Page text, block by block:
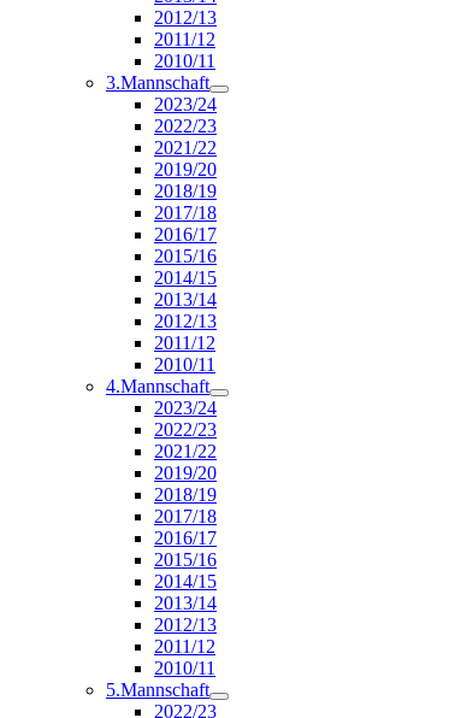
2012/13
2011/12
2010/11
3.Mannschaft
2023/24
2022/23
2021/22
2019/20
2018/19
2017/18
2016/17
2015/16
2014/15
2013/14
2012/13
2011/12
2010/11
4.Mannschaft
2023/24
2022/23
2021/22
2019/20
2018/19
2017/18
2016/17
2015/16
2014/15
2013/14
2012/13
2011/12
2010/11
5.Mannschaft
2022/23